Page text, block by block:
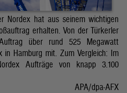
Nordex hat aus seinem wichtigen
erhalten. Von der Türkerler
über rund 525 Megawatt
in Hamburg mit. Zum Vergleich: Im
Aufträge von knapp 3.100
APA/dpa-AFX